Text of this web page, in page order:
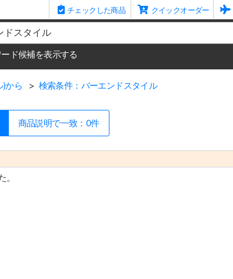
チェックした商品 クイックオーダー
ド候補を表示する
から 検索条件：バーエンドスタイル
商品説明で一致：0件